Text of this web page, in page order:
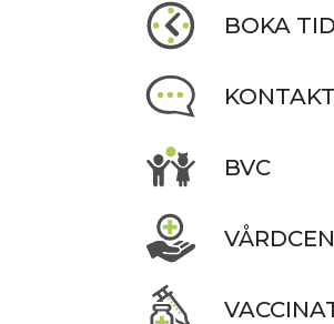
BOKA TID
BVC